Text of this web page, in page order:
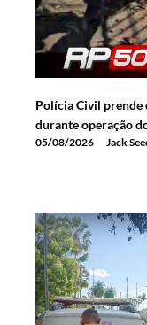
Polícia Civil
durante operação
05/08/2026 Jack